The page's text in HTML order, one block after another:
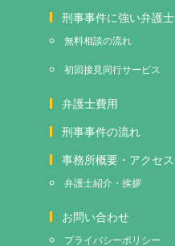
刑事事件に強い弁護士
無料相談の流れ
初回接見 同行サービス
弁護士費用
刑事事件の流れ
事務所概要・アクセス
弁護士紹介・挨拶
お問い合わせ
プライバシーポリシー